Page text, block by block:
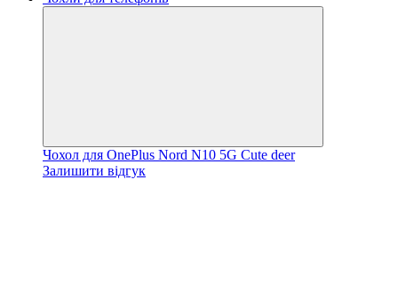
Чохол для OnePlus Nord N10 5G Сute deer
Залишити відгук